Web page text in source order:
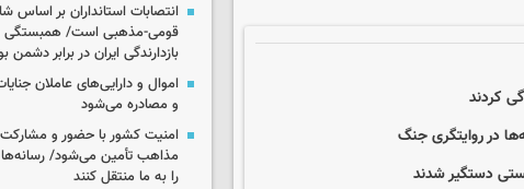
کردند
در روایتگری جنگ
انتصابات استانداران بر اساس
قومی-مذهبی است/ همبستگی
بازدارندگی ایران در برابر دشمن
اموال و دارایی‌های عاملان
و مصادره می‌شود
امنیت کشور با حضور و
مذاهب تأمین می‌شود/
را به ما منتقل کنند